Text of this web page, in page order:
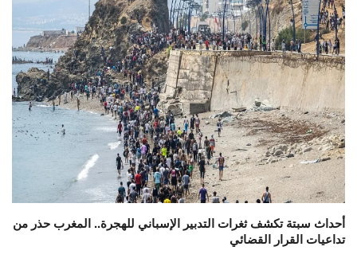
أحداث سبتة تكشف ثغرات التدبير الإسباني للهجرة.. المغرب حذر من
تداعيات القرار القضائي